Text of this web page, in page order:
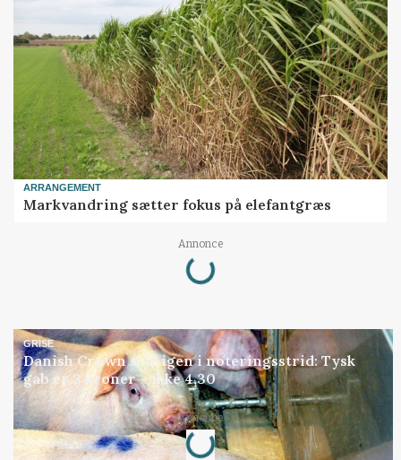
ARRANGEMENT
Markvandring sætter fokus på elefantgræs
Annonce
Loading...
GRISE
Danish Crown slår igen i noteringsstrid: Tysk
gab er 3 kroner – ikke 4,30
Annonce
Loading...